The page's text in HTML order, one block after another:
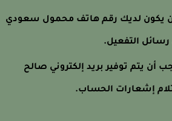
لديك رقم هاتف محمول سعودي
التفعيل.
أن يتم توفير بريد إلكتروني صالح
إشعارات الحساب.